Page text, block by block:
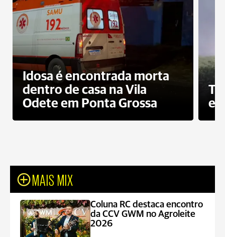
Idosa é encontrada morta
dentro de casa na Vila
Odete em Ponta Grossa
e
MAIS MIX
Coluna RC destaca encontro
da CCV GWM no Agroleite
2026